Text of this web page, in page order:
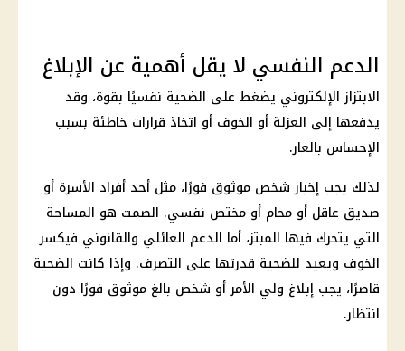
الدعم النفسي لا يقل أهمية عن الإبلاغ
الابتزاز الإلكتروني يضغط على الضحية نفسيًا بقوة، وقد
يدفعها إلى العزلة أو الخوف أو اتخاذ قرارات خاطئة بسبب
الإحساس بالعار.
لذلك يجب إخبار شخص موثوق فورًا، مثل أحد أفراد الأسرة أو
صديق عاقل أو محام أو مختص نفسي. الصمت هو المساحة
التي يتحرك فيها المبتز، أما الدعم العائلي والقانوني فيكسر
الخوف ويعيد للضحية قدرتها على التصرف. وإذا كانت الضحية
قاصرًا، يجب إبلاغ ولي الأمر أو شخص بالغ موثوق فورًا دون
انتظار.